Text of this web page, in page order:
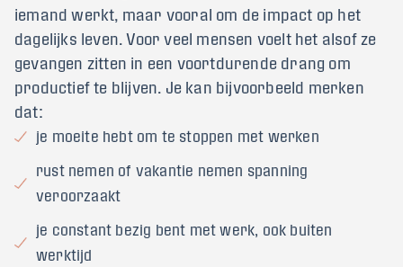
iemand werkt, maar vooral om de impact op het
dagelijks leven. Voor veel mensen voelt het alsof ze
gevangen zitten in een voortdurende drang om
productief te blijven. Je kan bijvoorbeeld merken
dat:
je moeite hebt om te stoppen met werken
rust nemen of vakantie nemen spanning
veroorzaakt
je constant bezig bent met werk, ook buiten
werktijd